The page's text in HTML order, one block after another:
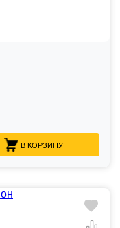
В КОРЗИНУ